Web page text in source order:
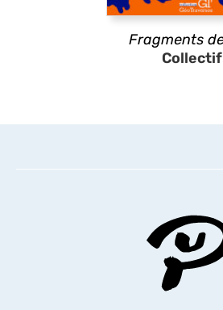
Fragments
Collectif